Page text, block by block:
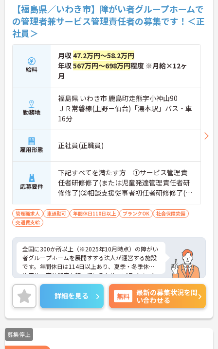
【福島県／いわき市】障がい者グループホームで
の管理者兼サービス管理責任者の募集です！＜正
社員＞
給料
月収47.2万円～58.2万円
年収567万円～698万円程度 ※月給×12ヶ
月
勤務地
福島県 いわき市 鹿島町走熊字小神山90
ＪＲ常磐線(上野－仙台)「湯本駅」バス・車
16分
雇用形態 正社員(正職員)
応募要件
下記すべてを満たす方 ①サービス管理責
任者研修修了(または児童発達管理責任者研
修修了)②相談支援従事者初任者研修修了(ま
たは相談支援従事者実務者研修修了)③普通
自動車運転免許(AT限定可)
管理職求人 車通勤可 年間休日110日以上 ブランクOK
社会保険完備
交通費支給
全国に300か所以上（※2025年10月時点）の障がい
者グループホームを展開すする法人が運営する施設
です。年間休日は114日以上あり、夏季・冬季休暇
や産休・育休制度も整っているため、プライベート
を大切にしながら長く働けます。20代からシニアま
で幅広い年代のスタッフが活躍しており、子育て中
の方も多いので、お互いに協力し合える温かい雰囲
気です。研修制度や外部勉強会の受講支援もあり、
働きながらスキルアップを目指せる環境が魅力。請
求業務は本社が一括対応するため、ご利用者さまの
支援やスタッフの育成といった現場のマネジメント
業務に集中できます。これまでの経験や資格を活か
詳細を見る 無料
最新の募集状況を問
い合わせる
募集停止